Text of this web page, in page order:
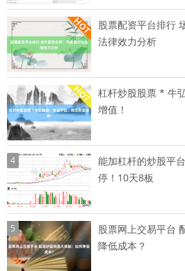
股票配资平台排行
法律效力分析
杠杆炒股股票 * 牛
增值！
4
能加杠杆的炒股平
停！10天8板
5
股票网上交易平台
降低成本？